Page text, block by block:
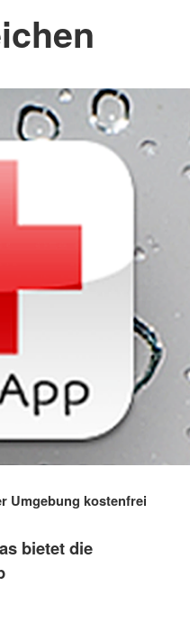
Umgebung kostenfrei
bietet die